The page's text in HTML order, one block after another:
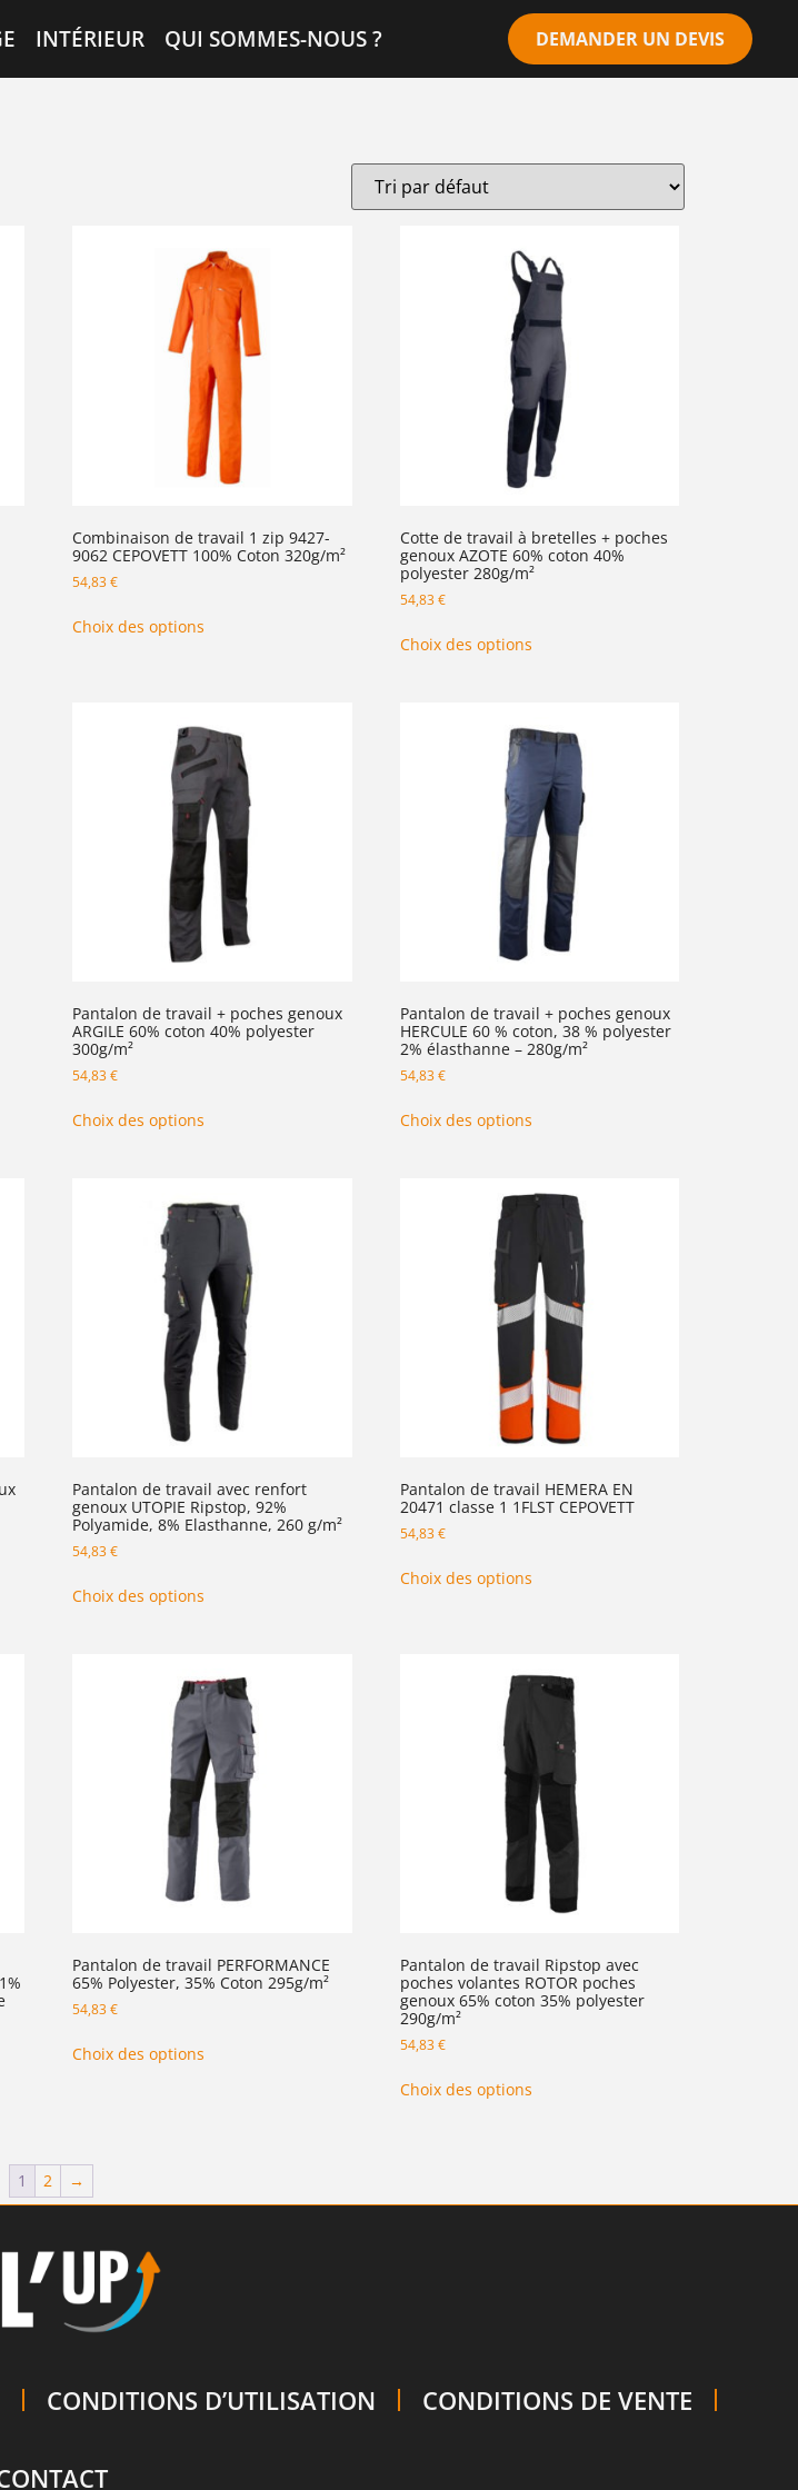
INTÉRIEUR QUI SOMMES-NOUS ? DEMANDER UN DEVIS
Combinaison de travail 1 zip 9427-
9062 CEPOVETT 100% Coton 320g/m²
54,83€
Choix des options
Cotte de travail à bretelles + poches
genoux AZOTE 60% coton 40%
polyester 280g/m²
54,83€
Choix des options
Pantalon de travail + poches genoux
ARGILE 60% coton 40% polyester
300g/m²
54,83€
Choix des options
Pantalon de travail + poches genoux
HERCULE 60 % coton, 38 % polyester
2% élasthanne – 280g/m²
54,83€
Choix des options
Pantalon de travail avec renfort
genoux UTOPIE Ripstop, 92%
Polyamide, 8% Elasthanne, 260 g/m²
54,83€
Choix des options
Pantalon de travail HEMERA EN
20471 classe 1 1FLST CEPOVETT
54,83€
Choix des options
Pantalon de travail PERFORMANCE
65% Polyester, 35% Coton 295g/m²
54,83€
Choix des options
Pantalon de travail Ripstop avec
poches volantes ROTOR poches
genoux 65% coton 35% polyester
290g/m²
54,83€
Choix des options
1 2 →
CONDITIONS D’UTILISATION CONDITIONS DE VENTE